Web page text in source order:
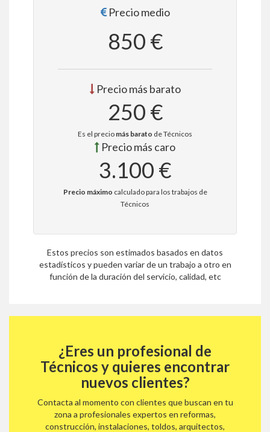
Precio medio
850 €
Precio más barato
250 €
Es el precio más barato de Técnicos
Precio más caro
3.100 €
Precio máximo calculado para los trabajos de
Técnicos
Estos precios son estimados basados en datos
estadísticos y pueden variar de un trabajo a otro en
función de la duración del servicio, calidad, etc
¿Eres un profesional de
Técnicos y quieres encontrar
nuevos clientes?
Contacta al momento con clientes que buscan en tu
zona a profesionales expertos en reformas,
construcción, instalaciones, toldos, arquitectos,